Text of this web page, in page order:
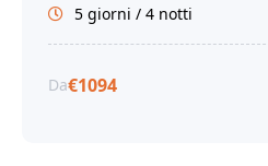
5 giorni / 4 notti
Da€1094